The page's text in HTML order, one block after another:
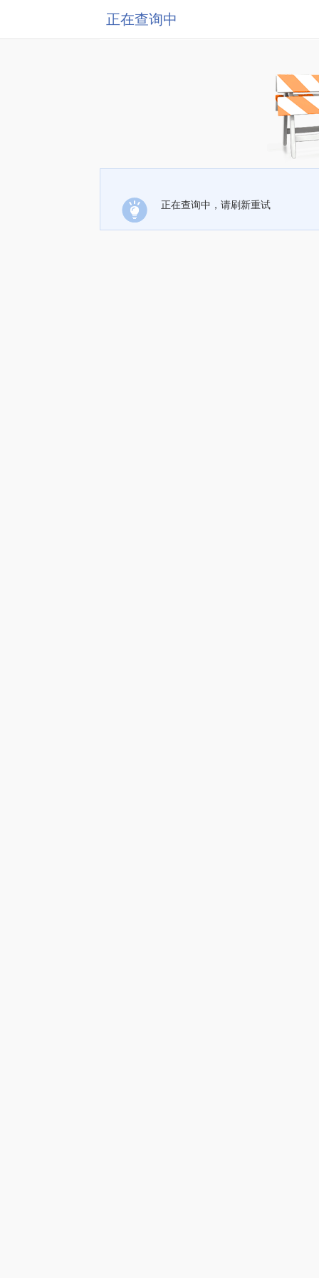
正在查询中
正在查询中，请刷新重试